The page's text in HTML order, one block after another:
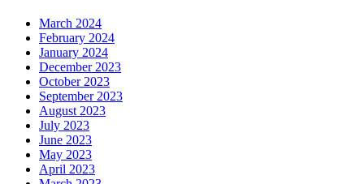
March 2024
February 2024
January 2024
December 2023
October 2023
September 2023
August 2023
July 2023
June 2023
May 2023
April 2023